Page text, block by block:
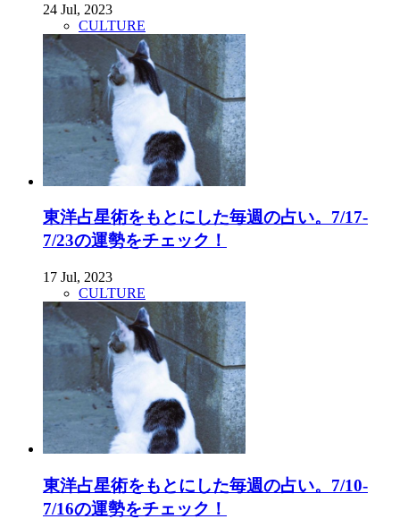
24 Jul, 2023
CULTURE
東洋占星術をもとにした毎週の占い。7/17-
7/23の運勢をチェック！
17 Jul, 2023
CULTURE
東洋占星術をもとにした毎週の占い。7/10-
7/16の運勢をチェック！